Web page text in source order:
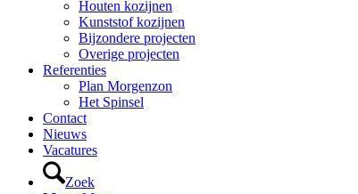
Houten kozijnen
Kunststof kozijnen
Bijzondere projecten
Overige projecten
Referenties
Plan Morgenzon
Het Spinsel
Contact
Nieuws
Vacatures
Zoek